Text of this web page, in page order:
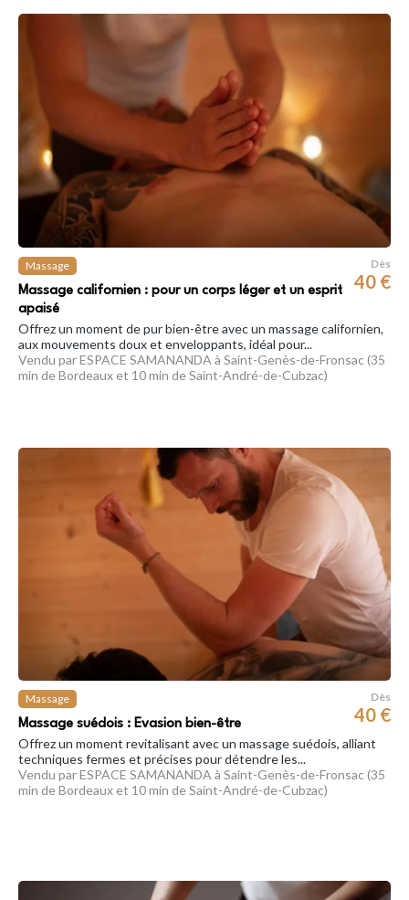
Massage
Massage californien : pour un corps léger et un esprit
apaisé
Dès
40 €
Offrez un moment de pur bien-être avec un massage californien,
aux mouvements doux et enveloppants, idéal pour...
Vendu par ESPACE SAMANANDA à Saint-Genès-de-Fronsac (35
min de Bordeaux et 10 min de Saint-André-de-Cubzac)
Massage
Massage suédois : Evasion bien-être
Dès
40 €
Offrez un moment revitalisant avec un massage suédois, alliant
techniques fermes et précises pour détendre les...
Vendu par ESPACE SAMANANDA à Saint-Genès-de-Fronsac (35
min de Bordeaux et 10 min de Saint-André-de-Cubzac)